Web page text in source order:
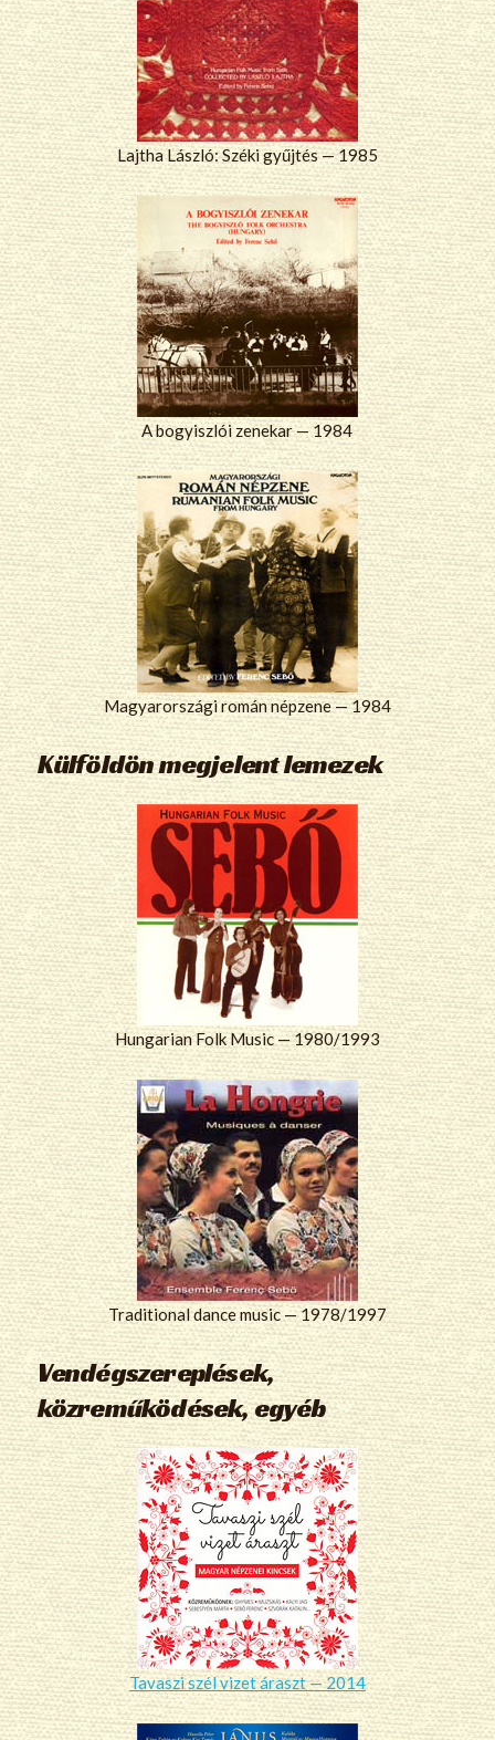
Lajtha László: Széki gyűjtés — 1985
A bogyiszlói zenekar — 1984
Magyarországi román népzene — 1984
Külföldön megjelent lemezek
Hungarian Folk Music — 1980/1993
Traditional dance music — 1978/1997
Vendégszereplések,
közreműködések, egyéb
Tavaszi szél vizet áraszt — 2014